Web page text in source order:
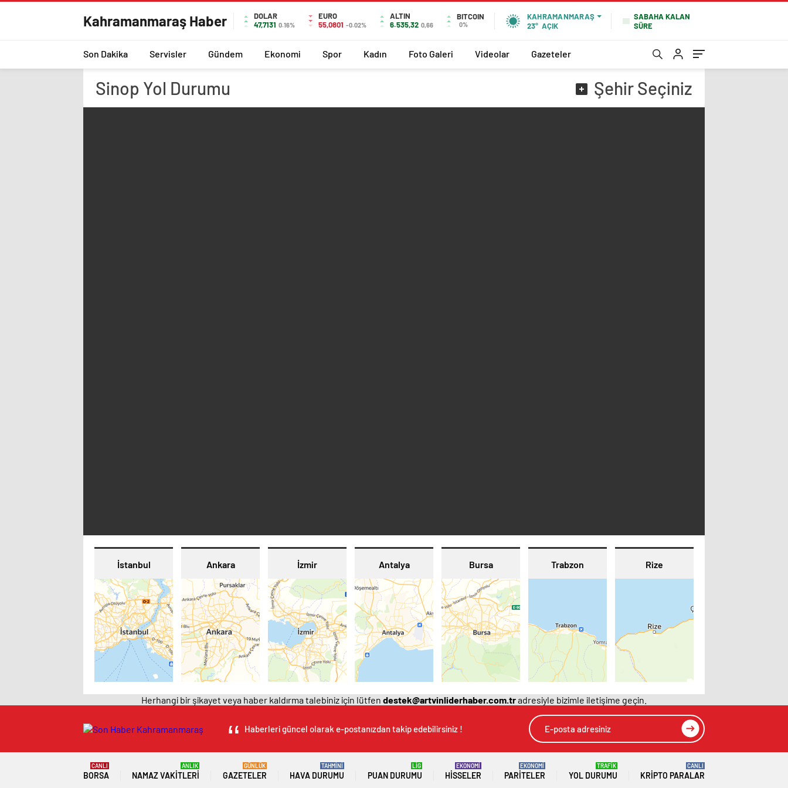
Kahramanmaraş Haber
DOLAR
47,7131 0.16%
EURO
55,0801 -0.02%
ALTIN
6.535,32 0,66
BITCOIN
0%
KAHRAMANMARAŞ
23° AÇIK
SABAHA KALAN
SÜRE
Son Dakika Servisler Gündem Ekonomi Spor Kadın Foto Galeri Videolar Gazeteler
Sinop Yol Durumu ŞehirSeçiniz
İstanbul Ankara İzmir Antalya Bursa Trabzon Rize
Herhangi bir şikayet veya haber kaldırma talebiniz için lütfen destek@artvinliderhaber.com.tradresiyle bizimle iletişime geçin.
Haberleri güncel olarak e-postanızdan takip edebilirsiniz !
BORSA
CANLI
NAMAZ VAKITLERI
ANLIK
GAZETELER
GÜNLÜK
HAVA DURUMU
TAHMİNİ
PUAN DURUMU
LİG
HISSELER
EKONOMİ
PARITELER
EKONOMİ
YOL DURUMU
TRAFİK
KRIPTO PARALAR
CANLI